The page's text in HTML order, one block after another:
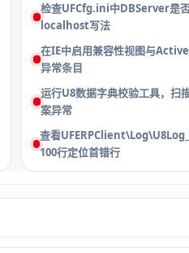
检查UFCfg.ini中DBServer是
localhost写法
在IE中启用兼容性视图与
异常条目
运行U8数据字典校验工具，扫
案异常
查看
100行定位首错行